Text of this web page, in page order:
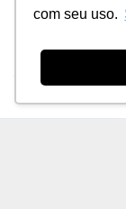
com seu uso.
Razão Social: